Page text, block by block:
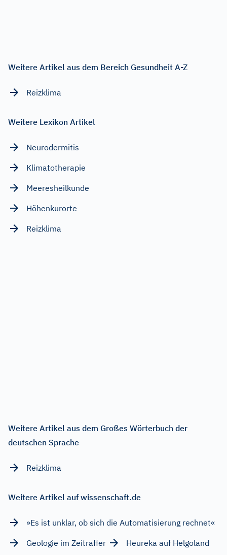
Weitere Artikel aus dem Bereich Gesundheit A-Z
Reizklima
Weitere Lexikon Artikel
Neurodermitis
Klimatotherapie
Meeresheilkunde
Höhenkurorte
Reizklima
Weitere Artikel aus dem Großes Wörterbuch der
deutschen Sprache
Reizklima
Weitere Artikel auf wissenschaft.de
»Es ist unklar, ob sich die Automatisierung rechnet«
Geologie im Zeitraffer
Heureka auf Helgoland